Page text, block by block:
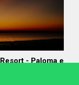
- Paloma e